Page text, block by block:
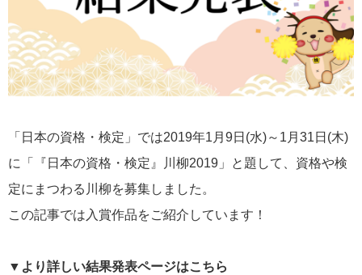
「日本の資格・検定」では2019年1月9日(水)～1月31日(木)
に「『日本の資格・検定』川柳2019」と題して、資格や検
定にまつわる川柳を募集しました。
この記事では入賞作品をご紹介しています！
▼より詳しい結果発表ページはこちら